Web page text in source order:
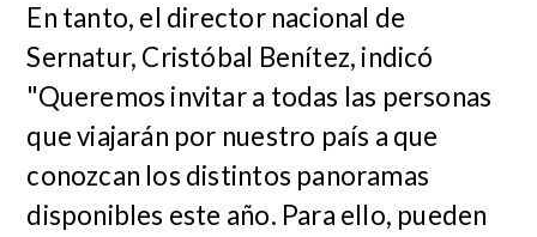
En tanto, el director nacional de
Sernatur, Cristóbal Benítez, indicó
"Queremos invitar a todas las personas
que viajarán por nuestro país a que
conozcan los distintos panoramas
disponibles este año. Para ello, pueden